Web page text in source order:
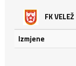
FK VELEŽ
Izmjene